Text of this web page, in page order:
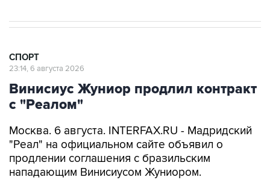
СПОРТ
23:14, 6 августа 2026
Винисиус Жуниор продлил контракт
с "Реалом"
Москва. 6 августа. INTERFAX.RU - Мадридский
"Реал" на официальном сайте объявил о
продлении соглашения с бразильским
нападающим Винисиусом Жуниором.